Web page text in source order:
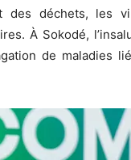
des déchets, les
À Sokodé,
de maladies